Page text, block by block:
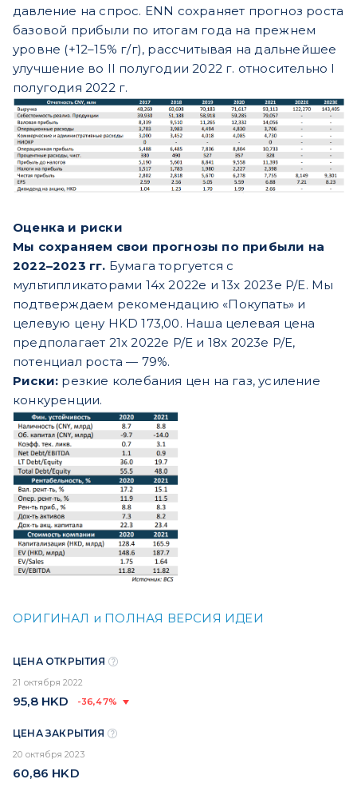
давление на спрос. ENN сохраняет прогноз роста
базовой прибыли по итогам года на прежнем
уровне (+12–15% г/г), рассчитывая на дальнейшее
улучшение во II полугодии 2022 г. относительно I
полугодия 2022 г.
Оценка и риски
Мы сохраняем свои прогнозы по прибыли на
2022–2023 гг. Бумага торгуется с
мультипликаторами 14x 2022e и 13x 2023e P/E. Мы
подтверждаем рекомендацию «Покупать» и
целевую цену HKD 173,00. Наша целевая цена
предполагает 21x 2022e P/E и 18x 2023e P/E,
потенциал роста — 79%.
Риски: резкие колебания цен на газ, усиление
конкуренции.
ОРИГИНАЛ и ПОЛНАЯ ВЕРСИЯ ИДЕИ
ЦЕНА ОТКРЫТИЯ
21 октября 2022
95,8 HKD -36,47%
ЦЕНА ЗАКРЫТИЯ
20 октября 2023
60,86 HKD